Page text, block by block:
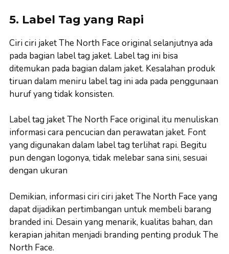
5. Label Tag yang Rapi
Ciri ciri jaket The North Face original selanjutnya ada
pada bagian label tag jaket. Label tag ini bisa
ditemukan pada bagian dalam jaket. Kesalahan produk
tiruan dalam meniru label tag ini ada pada penggunaan
huruf yang tidak konsisten.
Label tag jaket The North Face original itu menuliskan
informasi cara pencucian dan perawatan jaket. Font
yang digunakan dalam label tag terlihat rapi. Begitu
pun dengan logonya, tidak melebar sana sini, sesuai
dengan ukuran
Demikian, informasi ciri ciri jaket The North Face yang
dapat dijadikan pertimbangan untuk membeli barang
branded ini. Desain yang menarik, kualitas bahan, dan
kerapian jahitan menjadi branding penting produk The
North Face.